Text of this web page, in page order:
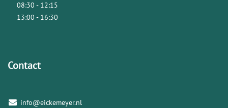
08:30 - 12:15
13:00 - 16:30
Contact
info@eickemeyer.nl